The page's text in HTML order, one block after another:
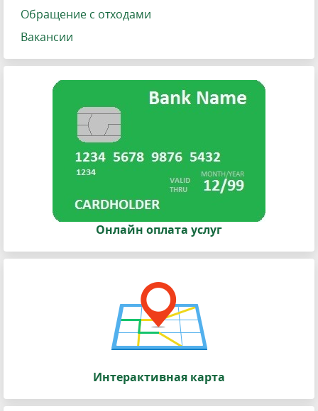
Обращение с отходами
Вакансии
Онлайн оплата услуг
Интерактивная карта